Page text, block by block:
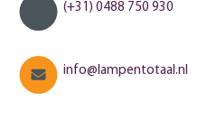
(+31) 0488 750 930
info@lampentotaal.nl